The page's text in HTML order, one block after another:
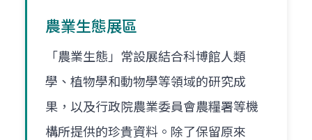
農業生態展區
「農業生態」常設展結合科博館人類
學、植物學和動物學等領域的研究成
果，以及行政院農業委員會農糧署等機
構所提供的珍貴資料。除了保留原來